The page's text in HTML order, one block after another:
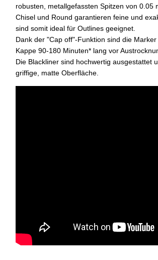
robusten, metallgefassten Spitzen von 0.05
Chisel und Round garantieren feine und
sind somit ideal für Outlines geeignet.
Dank der "Cap off"-Funktion sind die
Kappe 90-180 Minuten* lang vor
Die Blackliner sind hochwertig ausgestattet
griffige, matte Oberfläche.